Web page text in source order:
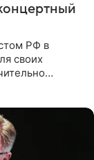
РФ в
своих